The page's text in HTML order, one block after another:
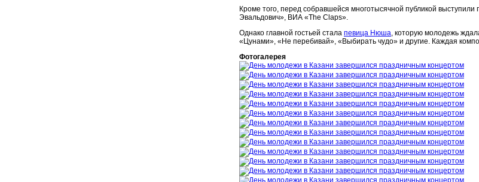
Кроме того, перед собравшейся многотысячной публикой
Эвальдович», ВИА «The Claps».
Однако главной гостьей стала певица Нюша, которую молодежь
«Цунами», «Не перебивай», «Выбирать чудо» и другие. Каждая
Фотогалерея